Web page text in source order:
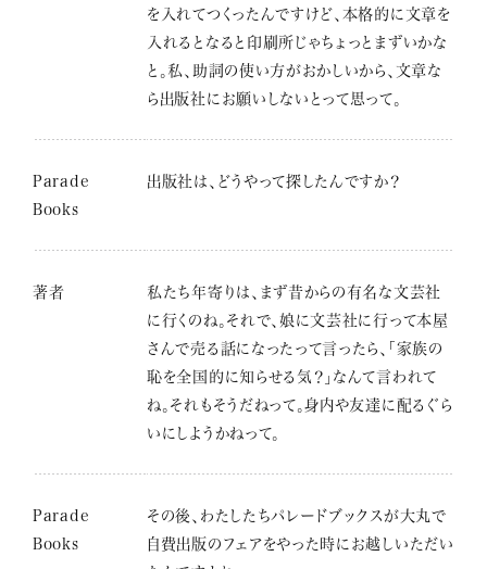
を入れてつくったんですけど、本格的に文章を
入れるとなると印刷所じゃちょっとまずいかな
と。私、助詞の使い方がおかしいから、文章な
ら出版社にお願いしないとって思って。
Parade
Books
出版社は、どうやって探したんですか？
著者
私たち年寄りは、まず昔からの有名な文芸社
に行くのね。それで、娘に文芸社に行って本屋
さんで売る話になったって言ったら、「家族の
恥を全国的に知らせる気？」なんて言われて
ね。それもそうだねって。身内や友達に配るぐら
いにしようかねって。
Parade
Books
その後、わたしたちパレードブックスが大丸で
自費出版のフェアをやった時にお越しいただい